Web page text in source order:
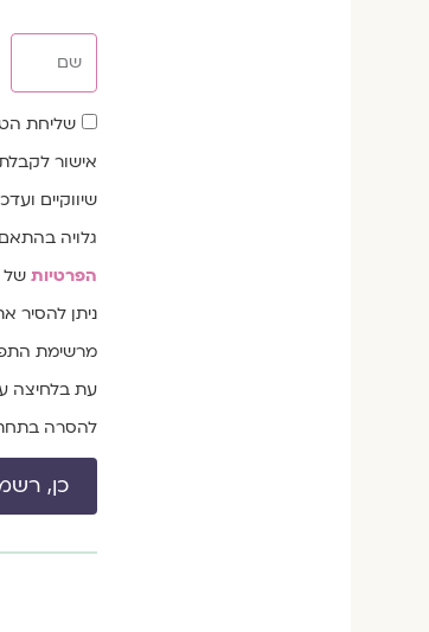
שדהשליחת
אישור
שיווקיים
גלויה
הפרטיותשל
ניתן להסיר
מרשימת
עת בלחיצה
להסרה
כן,